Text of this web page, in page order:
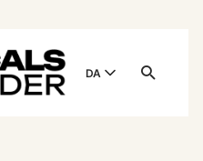
DA